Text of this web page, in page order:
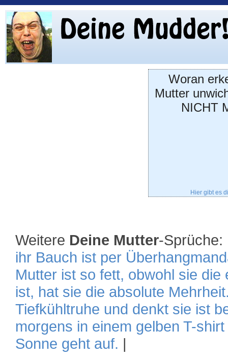
Woran
Mutter
NICHT
Hier gibt es
Weitere Deine Mutter-Sprüche:
ihr Bauch ist per
Mutter ist so fett, obwohl sie
ist, hat sie die absolute
Tiefkühltruhe und denkt sie ist
morgens in einem gelben T-
Sonne geht auf. |